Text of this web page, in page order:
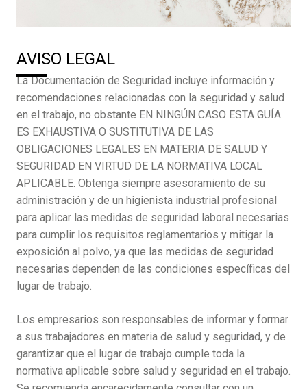
AVISO LEGAL
La Documentación de Seguridad incluye información y
recomendaciones relacionadas con la seguridad y salud
en el trabajo, no obstante EN NINGÚN CASO ESTA GUÍA
ES EXHAUSTIVA O SUSTITUTIVA DE LAS
OBLIGACIONES LEGALES EN MATERIA DE SALUD Y
SEGURIDAD EN VIRTUD DE LA NORMATIVA LOCAL
APLICABLE. Obtenga siempre asesoramiento de su
administración y de un higienista industrial profesional
para aplicar las medidas de seguridad laboral necesarias
para cumplir los requisitos reglamentarios y mitigar la
exposición al polvo, ya que las medidas de seguridad
necesarias dependen de las condiciones específicas del
lugar de trabajo.
Los empresarios son responsables de informar y formar
a sus trabajadores en materia de salud y seguridad, y de
garantizar que el lugar de trabajo cumple toda la
normativa aplicable sobre salud y seguridad en el trabajo.